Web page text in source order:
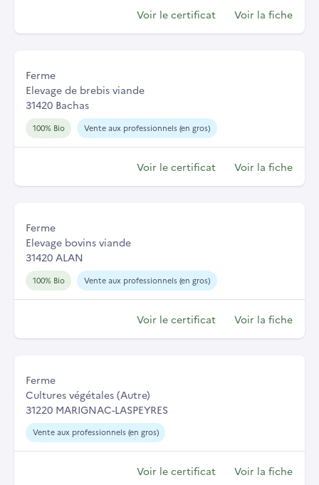
Voir le certificat Voir la fiche
Ferme
Elevage de brebis viande
31420 Bachas
100% Bio Vente aux professionnels (en gros)
Voir le certificat Voir la fiche
Ferme
Elevage bovins viande
31420 ALAN
100% Bio Vente aux professionnels (en gros)
Voir le certificat Voir la fiche
Ferme
Cultures végétales (Autre)
31220 MARIGNAC-LASPEYRES
Vente aux professionnels (en gros)
Voir le certificat Voir la fiche